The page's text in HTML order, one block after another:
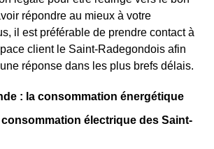
répondre au mieux à votre
il est préférable de prendre contact à
client le Saint-Radegondois afin
réponse dans les plus brefs délais.
: la consommation énergétique
électrique des Saint-